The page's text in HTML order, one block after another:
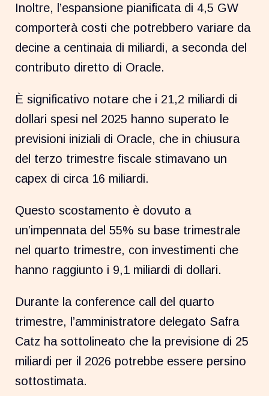
Inoltre, l’espansione pianificata di 4,5 GW
comporterà costi che potrebbero variare da
decine a centinaia di miliardi, a seconda del
contributo diretto di Oracle.
È significativo notare che i 21,2 miliardi di
dollari spesi nel 2025 hanno superato le
previsioni iniziali di Oracle, che in chiusura
del terzo trimestre fiscale stimavano un
capex di circa 16 miliardi.
Questo scostamento è dovuto a
un’impennata del 55% su base trimestrale
nel quarto trimestre, con investimenti che
hanno raggiunto i 9,1 miliardi di dollari.
Durante la conference call del quarto
trimestre, l’amministratore delegato Safra
Catz ha sottolineato che la previsione di 25
miliardi per il 2026 potrebbe essere persino
sottostimata.